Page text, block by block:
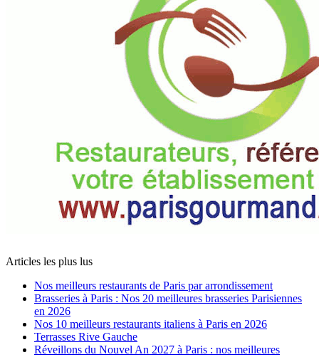
Articles les plus lus
Nos meilleurs restaurants de Paris par arrondissement
Brasseries à Paris : Nos 20 meilleures brasseries Parisiennes
en 2026
Nos 10 meilleurs restaurants italiens à Paris en 2026
Terrasses Rive Gauche
Réveillons du Nouvel An 2027 à Paris : nos meilleures